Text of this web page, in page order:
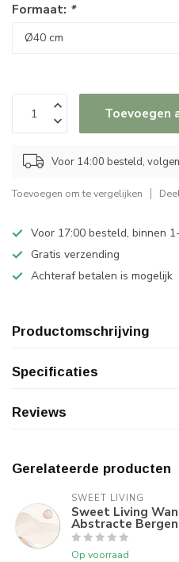
Formaat: *
Toevoegen
Voor 14:00 besteld,
Toevoegen om te vergelijken
Voor 17:00 besteld, binnen
Gratis verzending
Achteraf betalen is mogelijk
Productomschrijving
Specificaties
Reviews
Gerelateerde producten
SWEET LIVING
Sweet Living
Abstracte
Op voorraad